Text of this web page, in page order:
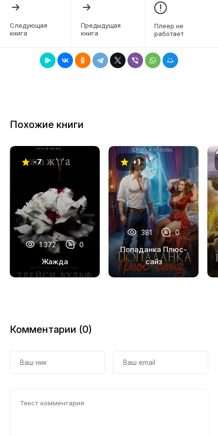
7
12
13
14
16
17
18
Следующая
книга
Предыдущая
книга
Плеер не
работает
Похожие книги
-7
1 372 0
Жажда
+1
381 0
Попаданка Плюс-
сайз
Комментарии (0)